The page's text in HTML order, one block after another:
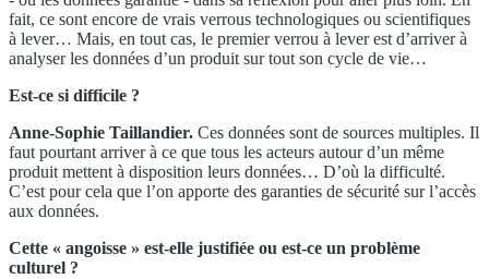
fait, ce sont encore de vrais verrous technologiques ou scientifiques
à lever… Mais, en tout cas, le premier verrou à lever est d’arriver à
analyser les données d’un produit sur tout son cycle de vie…
Est-ce si difficile ?
Anne-Sophie Taillandier. Ces données sont de sources multiples. Il
faut pourtant arriver à ce que tous les acteurs autour d’un même
produit mettent à disposition leurs données… D’où la difficulté.
C’est pour cela que l’on apporte des garanties de sécurité sur l’accès
aux données.
Cette « angoisse » est-elle justifiée ou est-ce un problème
culturel ?